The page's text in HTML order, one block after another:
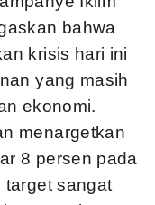
bahwa
krisis hari ini
yang masih
ekonomi.
menargetkan
8 persen pada
target sangat